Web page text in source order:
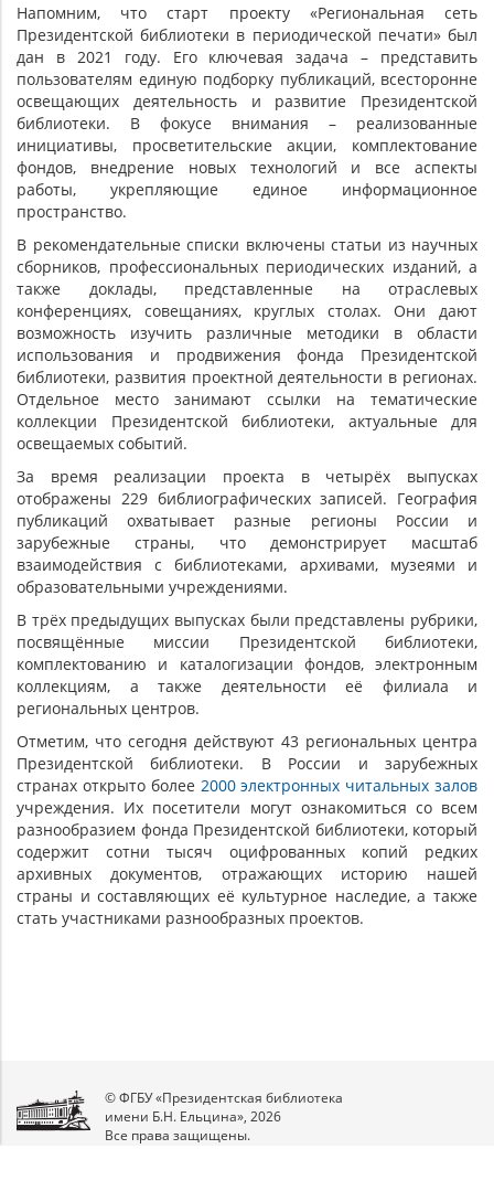
Напомним, что старт проекту «Региональная сеть
Президентской библиотеки в периодической печати» был
дан в 2021 году. Его ключевая задача – представить
пользователям единую подборку публикаций, всесторонне
освещающих деятельность и развитие Президентской
библиотеки. В фокусе внимания – реализованные
инициативы, просветительские акции, комплектование
фондов, внедрение новых технологий и все аспекты
работы, укрепляющие единое информационное
пространство.
В рекомендательные списки включены статьи из научных
сборников, профессиональных периодических изданий, а
также доклады, представленные на отраслевых
конференциях, совещаниях, круглых столах. Они дают
возможность изучить различные методики в области
использования и продвижения фонда Президентской
библиотеки, развития проектной деятельности в регионах.
Отдельное место занимают ссылки на тематические
коллекции Президентской библиотеки, актуальные для
освещаемых событий.
За время реализации проекта в четырёх выпусках
отображены 229 библиографических записей. География
публикаций охватывает разные регионы России и
зарубежные страны, что демонстрирует масштаб
взаимодействия с библиотеками, архивами, музеями и
образовательными учреждениями.
В трёх предыдущих выпусках были представлены рубрики,
посвящённые миссии Президентской библиотеки,
комплектованию и каталогизации фондов, электронным
коллекциям, а также деятельности её филиала и
региональных центров.
Отметим, что сегодня действуют 43 региональных центра
Президентской библиотеки. В России и зарубежных
странах открыто более 2000 электронных читальных залов
учреждения. Их посетители могут ознакомиться со всем
разнообразием фонда Президентской библиотеки, который
содержит сотни тысяч оцифрованных копий редких
архивных документов, отражающих историю нашей
страны и составляющих её культурное наследие, а также
стать участниками разнообразных проектов.
© ФГБУ «Президентская библиотека
имени Б.Н. Ельцина», 2026
Все права защищены.